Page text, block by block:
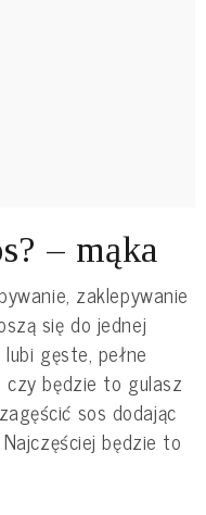
– mąka
zaklepywanie
się do jednej
gęste, pełne
będzie to gulasz
sos dodając
będzie to